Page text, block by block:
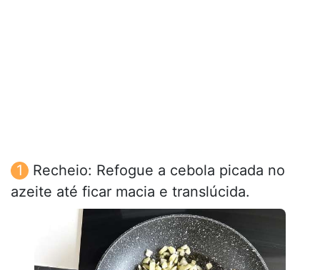
Recheio: Refogue a cebola picada no
azeite até ficar macia e translúcida.